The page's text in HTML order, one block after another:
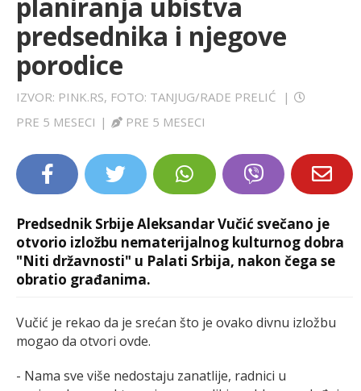
LIFESTYLE
EXTRA
predsednika i njegove
porodice
IZVOR: PINK.RS, FOTO: TANJUG/RADE PRELIĆ
|
PRE 5 MESECI | PRE 5 MESECI
Predsednik Srbije Aleksandar Vučić svečano je
otvorio izložbu nematerijalnog kulturnog dobra
"Niti državnosti" u Palati Srbija, nakon čega se
obratio građanima.
Vučić je rekao da je srećan što je ovako divnu izložbu
mogao da otvori ovde.
- Nama sve više nedostaju zanatlije, radnici u